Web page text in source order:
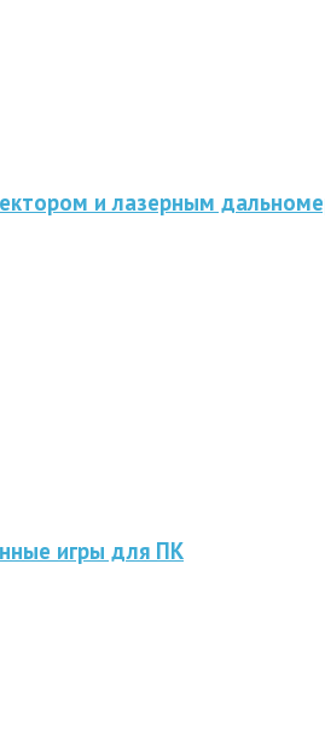
и лазерным
игры для ПК